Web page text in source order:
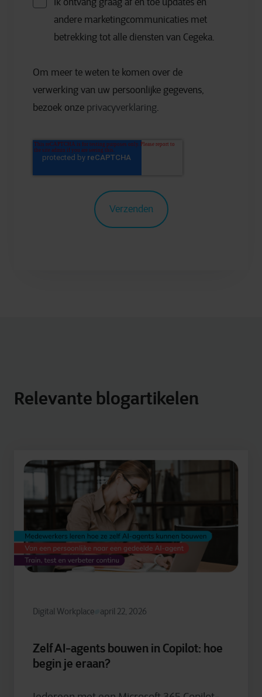
andere marketingcommunicaties met
betrekking tot alle diensten van Cegeka.
Om meer te weten te komen over de
verwerking van uw persoonlijke gegevens,
bezoek onze privacyverklaring.
Relevante blogartikelen
Digital Workplace april 22, 2026
Zelf AI-agents bouwen in Copilot: hoe
begin je eraan?